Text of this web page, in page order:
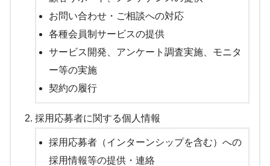
お問い合わせ・ご相談への対応
各種会員制サービスの提供
サービス開発、アンケート調査実施、モニタ
ー等の実施
契約の履行
採用応募者に関する個人情報
採用応募者（インターンシップを含む）への
採用情報等の提供・連絡